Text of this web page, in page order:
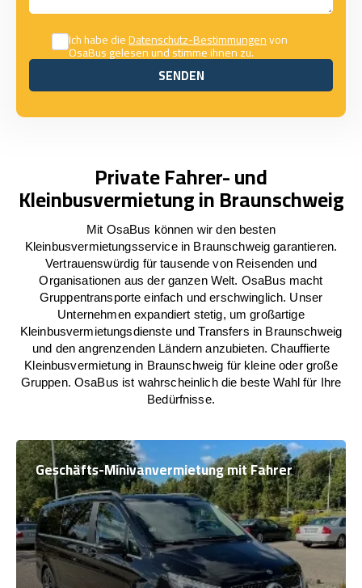
Ich habe dieDatenschutz-Bestimmungenvon
OsaBus gelesen und stimme ihnen zu.
SENDEN
SENDEN
Private Fahrer- und
Kleinbusvermietung in Braunschweig
Mit OsaBus können wir den besten
Kleinbusvermietungsservice in Braunschweig garantieren.
Vertrauenswürdig für tausende von Reisenden und
Organisationen aus der ganzen Welt. OsaBus macht
Gruppentransporte einfach und erschwinglich. Unser
Unternehmen expandiert stetig, um großartige
Kleinbusvermietungsdienste und Transfers in Braunschweig
und den angrenzenden Ländern anzubieten. Chauffierte
Kleinbusvermietung in Braunschweig für kleine oder große
Gruppen. OsaBus ist wahrscheinlich die beste Wahl für Ihre
Bedürfnisse.
Geschäfts-Minivanvermietung mit Fahrer